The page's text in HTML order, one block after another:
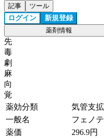
記事 ツール
ログイン 新規登録
薬剤情報
先
毒
劇
麻
向
覚
薬効分類
気管支
一般名
フェノ
薬価
296.9円